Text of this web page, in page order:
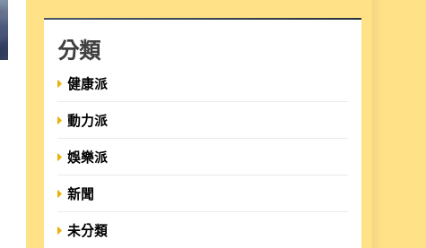
分類
健康派
動力派
娛樂派
新聞
未分類